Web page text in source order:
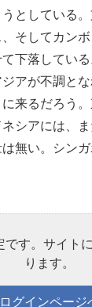
としている
そしてカン
下落してい
アが不調と
来るだろう
シアには、
無い。シン
です。サイト
ります。